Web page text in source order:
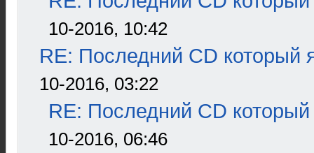
10-2016, 10:42
RE: Последний CD который
10-2016, 03:22
RE: Последний CD который
10-2016, 06:46